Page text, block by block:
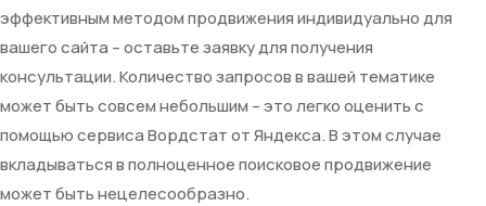
эффективным методом продвижения индивидуально для
вашего сайта – оставьте заявку для получения
консультации. Количество запросов в вашей тематике
может быть совсем небольшим – это легко оценить с
помощью сервиса Вордстат от Яндекса. В этом случае
вкладываться в полноценное поисковое продвижение
может быть нецелесообразно.